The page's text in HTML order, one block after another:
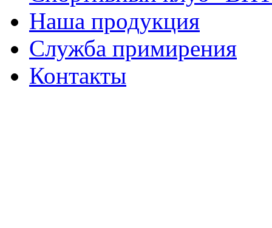
Наша продукция
Служба примирения
Контакты